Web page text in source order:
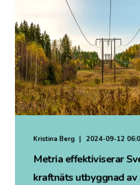
Kristina Berg 2024-09-12
Metria effektiviserar
kraftnäts utbyggnad av